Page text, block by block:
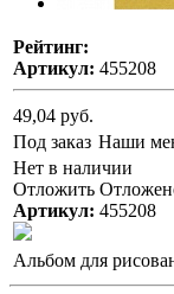
Рейтинг:
Артикул: 455208
49,04 руб.
Под заказ Наши
Нет в наличии
Отложить
Артикул: 455208
Альбом для